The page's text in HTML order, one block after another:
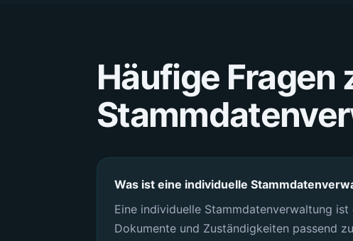
Häufige Fragen
Was ist eine individuelle
Eine individuelle Stammdatenverwaltung
Dokumente und Zuständigkeiten passend